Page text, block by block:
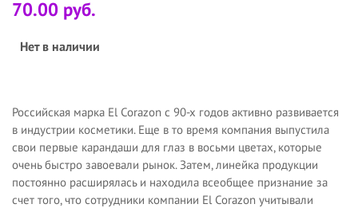
70.00 руб.
Нет в наличии
Российская марка El Corazon с 90-х годов активно развивается
в индустрии косметики. Еще в то время компания выпустила
свои первые карандаши для глаз в восьми цветах, которые
очень быстро завоевали рынок. Затем, линейка продукции
постоянно расширялась и находила всеобщее признание за
счет того, что сотрудники компании El Corazon учитывали